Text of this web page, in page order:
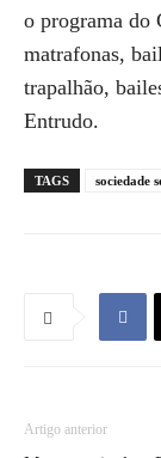
o programa do
matrafonas,
trapalhão,
Entrudo.
TAGS sociedade
Artigo anterior